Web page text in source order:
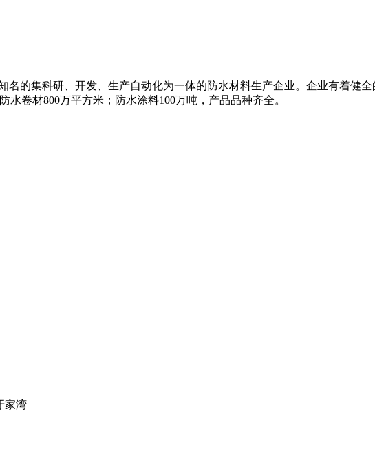
名的集科研、开发、生产自动化为一体的防水材料生产企业。企业有着健
水卷材800万平方米；防水涂料100万吨，产品品种齐全。
家湾